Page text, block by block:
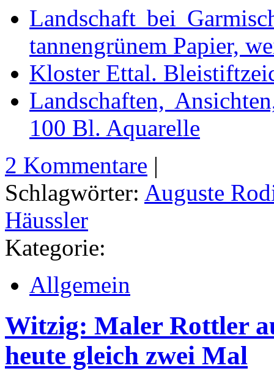
Landschaft bei
tannengrünem Papier,
Kloster Ettal.
Landschaften,
100 Bl. Aquarelle
2 Kommentare |
Schlagwörter: Auguste
Häussler
Kategorie:
Allgemein
Witzig: Maler Rottler
heute gleich zwei Mal